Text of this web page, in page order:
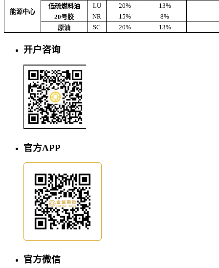
能源中心
低硫燃料油 LU 20%
13%
20号胶
NR 15%
8%
原油
SC 20% 13%
开户咨询
官方APP
官方微信